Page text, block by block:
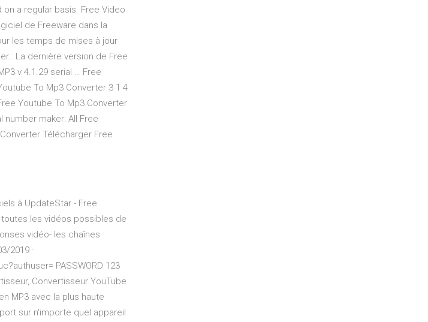
a regular basis. Free Video
de Freeware dans la
les temps de mises à jour
La dernière version de Free
v 4.1.29 serial … Free
To Mp3 Converter 3 1 4
Youtube To Mp3 Converter
number maker: All Free
Télécharger Free
à UpdateStar - Free
les vidéos possibles de
vidéo- les chaînes
2019 ·
PASSWORD 123
Convertisseur YouTube
MP3 avec la plus haute
sur n'importe quel appareil